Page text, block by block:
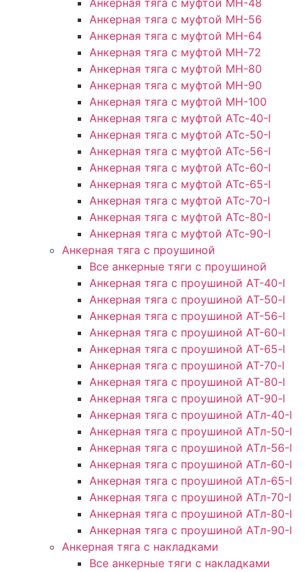
Анкерная тяга с муфтой МН-48
Анкерная тяга с муфтой МН-56
Анкерная тяга с муфтой МН-64
Анкерная тяга с муфтой МН-72
Анкерная тяга с муфтой МН-80
Анкерная тяга с муфтой МН-90
Анкерная тяга с муфтой МН-100
Анкерная тяга с муфтой АТс-40-l
Анкерная тяга с муфтой АТс-50-l
Анкерная тяга с муфтой АТс-56-l
Анкерная тяга с муфтой АТс-60-l
Анкерная тяга с муфтой АТс-65-l
Анкерная тяга с муфтой АТс-70-l
Анкерная тяга с муфтой АТс-80-l
Анкерная тяга с муфтой АТс-90-l
Анкерная тяга с проушиной
Все анкерные тяги с проушиной
Анкерная тяга с проушиной АТ-40-l
Анкерная тяга с проушиной AT-50-l
Анкерная тяга с проушиной AT-56-l
Анкерная тяга с проушиной AT-60-l
Анкерная тяга с проушиной AT-65-l
Анкерная тяга с проушиной AT-70-l
Анкерная тяга с проушиной AT-80-l
Анкерная тяга с проушиной AT-90-l
Анкерная тяга с проушиной АТл-40-l
Анкерная тяга с проушиной ATл-50-l
Анкерная тяга с проушиной ATл-56-l
Анкерная тяга с проушиной ATл-60-l
Анкерная тяга с проушиной ATл-65-l
Анкерная тяга с проушиной ATл-70-l
Анкерная тяга с проушиной ATл-80-l
Анкерная тяга с проушиной ATл-90-l
Анкерная тяга с накладками
Все анкерные тяги с накладками